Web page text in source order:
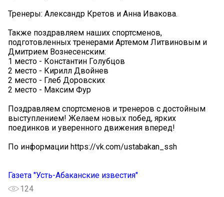
Тренеры: Александр Кретов и Анна Ивакова.
Также поздравляем наших спортсменов,
подготовленных тренерами Артемом Литвиновым и
Дмитрием Вознесенским:
1 место - Константин Голубцов
2 место - Кирилл Двойнев
2 место - Глеб Доровских
2 место - Максим Фур
Поздравляем спортсменов и тренеров с достойным
выступлением! Желаем новых побед, ярких
поединков и уверенного движения вперед!
По информации https://vk.com/ustabakan_ssh
Газета "Усть-Абаканские известия"
124